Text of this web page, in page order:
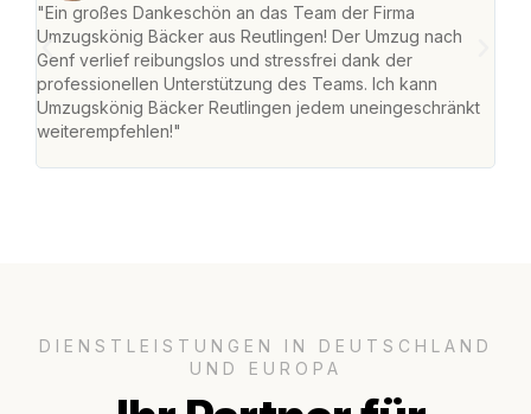
"Ein großes Dankeschön an das Team der Firma
Umzugskönig Bäcker aus Reutlingen! Der Umzug nach
Genf verlief reibungslos und stressfrei dank der
professionellen Unterstützung des Teams. Ich kann
Umzugskönig Bäcker Reutlingen jedem uneingeschränkt
weiterempfehlen!"
DIENSTLEISTUNGEN IN DEUTSCHLAND
UND EUROPA